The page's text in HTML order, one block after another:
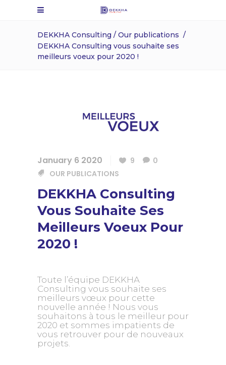
DEKKHA Consulting / Our publications /
DEKKHA Consulting vous souhaite ses
meilleurs voeux pour 2020 !
January 6 2020 9
0
OUR PUBLICATIONS
DEKKHA Consulting
Vous Souhaite Ses
Meilleurs Voeux Pour
2020 !
Toute l’équipe DEKKHA
Consulting vous souhaite ses
meilleurs vœux pour cette
nouvelle année ! Nous vous
souhaitons à tous le meilleur pour
2020 et sommes impatients de
vous retrouver pour de nouveaux
projets.